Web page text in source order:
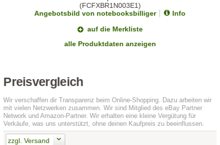
Angebotsbild von notebooksbilliger
Info
auf die Merkliste
alle Produktdaten anzeigen
Preisvergleich
Wir verschaffen dir Transparenz beim Online-Shopping. Dazu arbeiten wir
mit vielen Netzwerken zusammen. Wir sind Mitglied des eBay Partner
Network und Amazon-Partner. Wir erhalten eine kleine Vergütung für
Verkäufe, was uns unterstützt, ohne deinen Kaufpreis zu beeinflussen.
zzgl. Versand